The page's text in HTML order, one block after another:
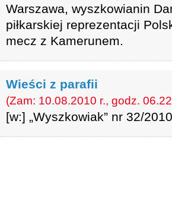
Warszawa, wyszkowianin
piłkarskiej reprezentacji
mecz z Kamerunem.
Wieści z parafii
(Zam: 10.08.2010 r., godz.
[w:] „Wyszkowiak” nr 32/